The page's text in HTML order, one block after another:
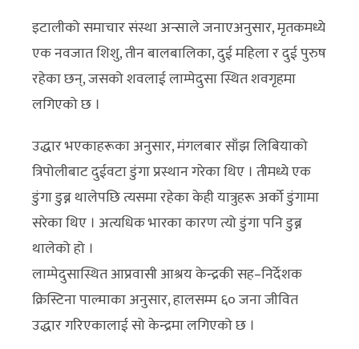
इटालीको समाचार संस्था अन्साले जनाएअनुसार, मृतकमध्ये
एक नवजात शिशु, तीन बालबालिका, दुई महिला र दुई पुरुष
रहेका छन्, जसको शवलाई लाम्पेदुसा स्थित शवगृहमा
लगिएको छ ।
उद्धार भएकाहरूका अनुसार, मंगलबार साँझ लिबियाको
त्रिपोलीबाट दुईवटा डुंगा प्रस्थान गरेका थिए । तीमध्ये एक
डुंगा डुब्न थालेपछि त्यसमा रहेका केही यात्रुहरू अर्को डुंगामा
सरेका थिए । अत्यधिक भारका कारण त्यो डुंगा पनि डुब्न
थालेको हो ।
लाम्पेदुसास्थित आप्रवासी आश्रय केन्द्रकी सह–निर्देशक
क्रिस्टिना पाल्माका अनुसार, हालसम्म ६० जना जीवित
उद्धार गरिएकालाई सो केन्द्रमा लगिएको छ ।